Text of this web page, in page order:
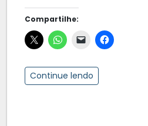
Compartilhe:
Continue lendo